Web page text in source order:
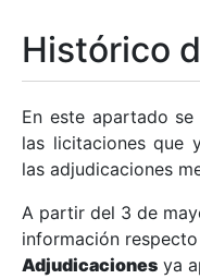
Mostrar/Ocultar
Mostrar/Ocultar
Mostrar/Ocultar
Histórico
En este apartado
las licitaciones que
las adjudicaciones
A partir del 3 de
información
Adjudicaciones ya